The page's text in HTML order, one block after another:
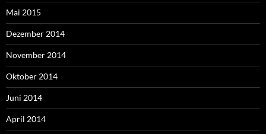
Mai 2015
Dezember 2014
November 2014
Oktober 2014
Juni 2014
April 2014